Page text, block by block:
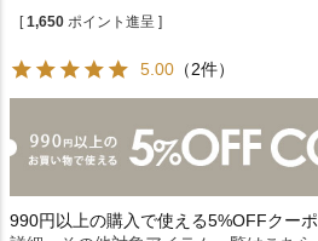
[ 1,650 ポイント進呈 ]
5.00 （2件）
990円以上の購入で使える5%OFFクー